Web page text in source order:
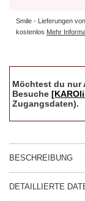
Smile - Lieferungen
kostenlos Mehr
Möchtest du nur
Besuche
Zugangsdaten).
BESCHREIBUNG
DETAILLIERTE